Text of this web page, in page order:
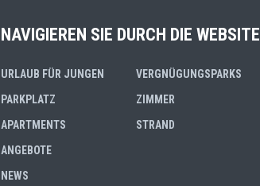
NAVIGIEREN SIE DURCH DIE WEBSITE
URLAUB FÜR JUNGEN
PARKPLATZ
APARTMENTS
VERGNÜGUNGSPARKS
ZIMMER
STRAND
ANGEBOTE
NEWS